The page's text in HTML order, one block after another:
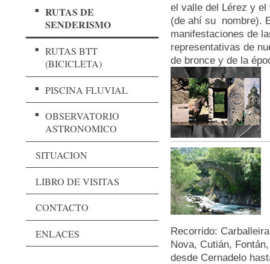
RUTAS DE
SENDERISMO
RUTAS BTT
(BICICLETA)
PISCINA FLUVIAL
OBSERVATORIO
ASTRONOMICO
SITUACION
LIBRO DE VISITAS
CONTACTO
ENLACES
el valle del Lérez y
(de ahí su nombre).
manifestaciones de
representativas de
de bronce y de la
Recorrido:
Nova, Cutián,
desde Cernadelo